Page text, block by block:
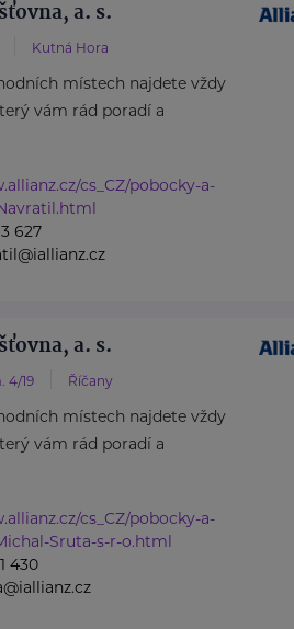
a. s.
Kutná Hora
místech najdete vždy
vám rád poradí a
cs_CZ/pobocky-a-
627
a. s.
4/19 Říčany
místech najdete vždy
vám rád poradí a
cs_CZ/pobocky-a-
Sruta-s-r-o.html
430